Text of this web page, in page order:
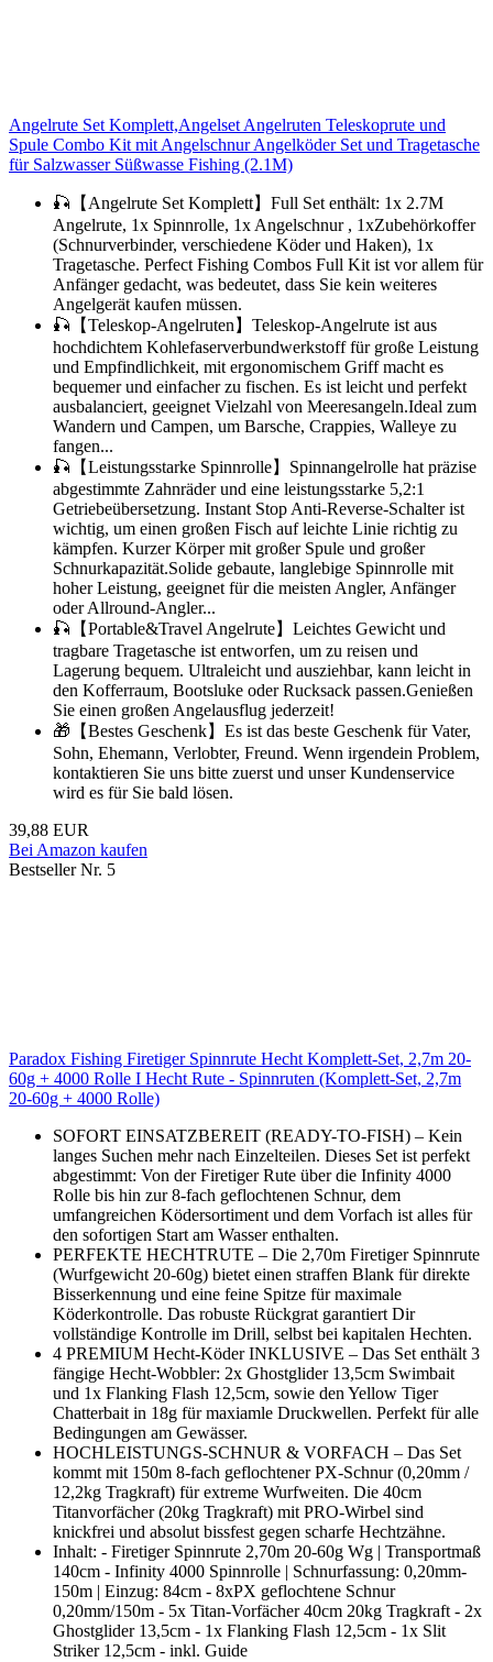
Angelrute Set Komplett,Angelset Angelruten Teleskoprute und
Spule Combo Kit mit Angelschnur Angelköder Set und Tragetasche
für Salzwasser Süßwasse Fishing (2.1M)
🎣【Angelrute Set Komplett】Full Set enthält: 1x 2.7M
Angelrute, 1x Spinnrolle, 1x Angelschnur , 1xZubehörkoffer
(Schnurverbinder, verschiedene Köder und Haken), 1x
Tragetasche. Perfect Fishing Combos Full Kit ist vor allem für
Anfänger gedacht, was bedeutet, dass Sie kein weiteres
Angelgerät kaufen müssen.
🎣【Teleskop-Angelruten】Teleskop-Angelrute ist aus
hochdichtem Kohlefaserverbundwerkstoff für große Leistung
und Empfindlichkeit, mit ergonomischem Griff macht es
bequemer und einfacher zu fischen. Es ist leicht und perfekt
ausbalanciert, geeignet Vielzahl von Meeresangeln.Ideal zum
Wandern und Campen, um Barsche, Crappies, Walleye zu
fangen...
🎣【Leistungsstarke Spinnrolle】Spinnangelrolle hat präzise
abgestimmte Zahnräder und eine leistungsstarke 5,2:1
Getriebeübersetzung. Instant Stop Anti-Reverse-Schalter ist
wichtig, um einen großen Fisch auf leichte Linie richtig zu
kämpfen. Kurzer Körper mit großer Spule und großer
Schnurkapazität.Solide gebaute, langlebige Spinnrolle mit
hoher Leistung, geeignet für die meisten Angler, Anfänger
oder Allround-Angler...
🎣【Portable&Travel Angelrute】Leichtes Gewicht und
tragbare Tragetasche ist entworfen, um zu reisen und
Lagerung bequem. Ultraleicht und ausziehbar, kann leicht in
den Kofferraum, Bootsluke oder Rucksack passen.Genießen
Sie einen großen Angelausflug jederzeit!
🎁【Bestes Geschenk】Es ist das beste Geschenk für Vater,
Sohn, Ehemann, Verlobter, Freund. Wenn irgendein Problem,
kontaktieren Sie uns bitte zuerst und unser Kundenservice
wird es für Sie bald lösen.
39,88 EUR
Bei Amazon kaufen
Bestseller Nr. 5
Paradox Fishing Firetiger Spinnrute Hecht Komplett-Set, 2,7m 20-
60g + 4000 Rolle I Hecht Rute - Spinnruten (Komplett-Set, 2,7m
20-60g + 4000 Rolle)
SOFORT EINSATZBEREIT (READY-TO-FISH) – Kein
langes Suchen mehr nach Einzelteilen. Dieses Set ist perfekt
abgestimmt: Von der Firetiger Rute über die Infinity 4000
Rolle bis hin zur 8-fach geflochtenen Schnur, dem
umfangreichen Ködersortiment und dem Vorfach ist alles für
den sofortigen Start am Wasser enthalten.
PERFEKTE HECHTRUTE – Die 2,70m Firetiger Spinnrute
(Wurfgewicht 20-60g) bietet einen straffen Blank für direkte
Bisserkennung und eine feine Spitze für maximale
Köderkontrolle. Das robuste Rückgrat garantiert Dir
vollständige Kontrolle im Drill, selbst bei kapitalen Hechten.
4 PREMIUM Hecht-Köder INKLUSIVE – Das Set enthält 3
fängige Hecht-Wobbler: 2x Ghostglider 13,5cm Swimbait
und 1x Flanking Flash 12,5cm, sowie den Yellow Tiger
Chatterbait in 18g für maxiamle Druckwellen. Perfekt für alle
Bedingungen am Gewässer.
HOCHLEISTUNGS-SCHNUR & VORFACH – Das Set
kommt mit 150m 8-fach geflochtener PX-Schnur (0,20mm /
12,2kg Tragkraft) für extreme Wurfweiten. Die 40cm
Titanvorfächer (20kg Tragkraft) mit PRO-Wirbel sind
knickfrei und absolut bissfest gegen scharfe Hechtzähne.
Inhalt: - Firetiger Spinnrute 2,70m 20-60g Wg | Transportmaß
140cm - Infinity 4000 Spinnrolle | Schnurfassung: 0,20mm-
150m | Einzug: 84cm - 8xPX geflochtene Schnur
0,20mm/150m - 5x Titan-Vorfächer 40cm 20kg Tragkraft - 2x
Ghostglider 13,5cm - 1x Flanking Flash 12,5cm - 1x Slit
Striker 12,5cm - inkl. Guide